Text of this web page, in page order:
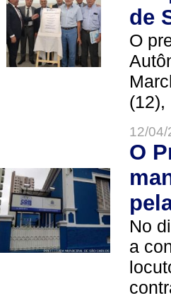
de
O
(12),
12/
O
No
a